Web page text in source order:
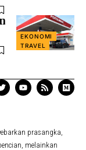
EKONOMI
TRAVEL
prasangka,
melainkan